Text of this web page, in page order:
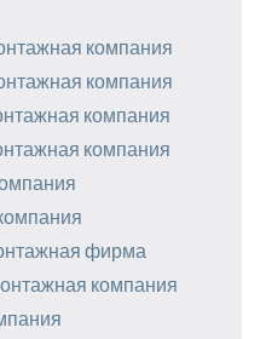
компания
компания
компания
компания
фирма
компания